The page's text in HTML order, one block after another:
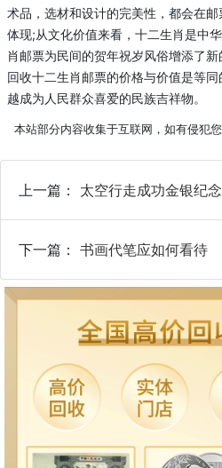
术品，选材和设计的完美性，都会在
体现;从文化价值来看，十二生肖是中
肖邮票为民间的贺年祝岁风俗增添了新
回收十二生肖邮票的价格与价值是等
越成为人民群众喜爱的民族吉祥物。
本站部分内容收集于互联网，如有侵犯
上一篇： 太空行走成功金银纪
下一篇： 书画代笔应如何看待